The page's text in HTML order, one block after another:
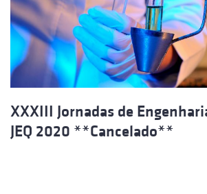
XXXIII Jornadas de
JEQ 2020 **Cancelado**